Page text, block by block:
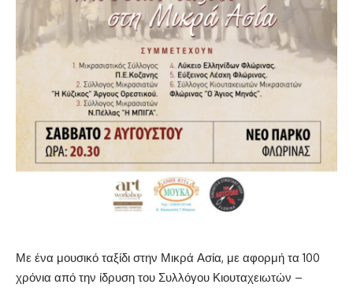
Με ένα μουσικό ταξίδι στην Μικρά Ασία, με αφορμή τα 100
χρόνια από την ίδρυση του Συλλόγου Κιουταχειωτών –